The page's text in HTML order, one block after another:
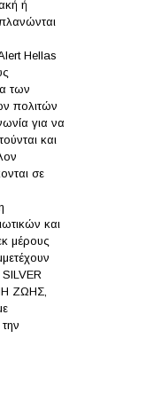
ή
Hellas
των
πολιτών
για να
και
σε
και
μέρους
ΖΩΗΣ,